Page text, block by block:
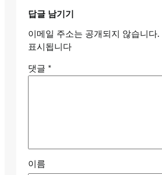
답글 남기기
이메일 주소는 공개되지 않습니다.
표시됩니다
댓글 *
이름